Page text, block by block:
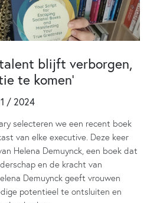
blijft verborgen,
te komen’
/ 2024
selecteren we een recent boek
van elke executive. Deze keer
Helena Demuynck, een boek dat
en de kracht van
Demuynck geeft vrouwen
potentieel te ontsluiten en